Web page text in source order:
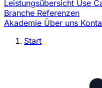
Leistungsübersicht Use
Branche Referenzen
Akademie Über uns
Start